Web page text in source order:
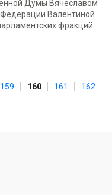
Думы Вячеславом
Валентиной
фракций
159 160 161
162